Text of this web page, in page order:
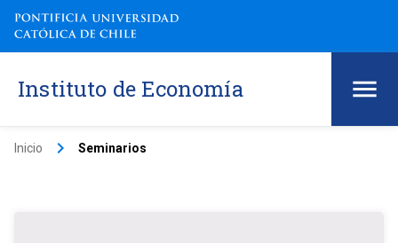
Instituto de Economía
Inicio keyboard_arrow_right Seminarios